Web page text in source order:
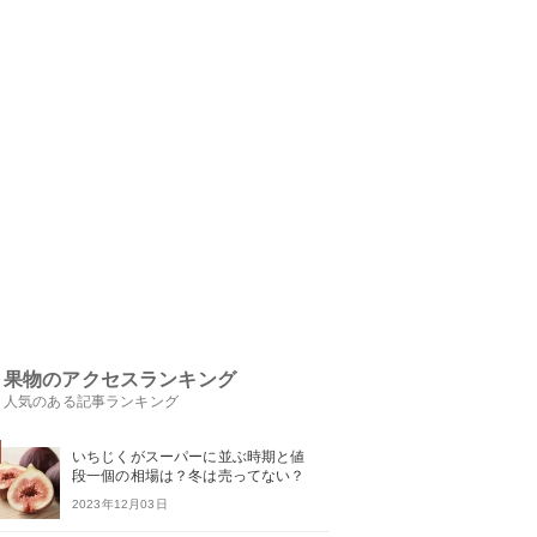
果物のアクセスランキング
人気のある記事ランキング
いちじくがスーパーに並ぶ時期と値
段一個の相場は？冬は売ってない？
2023年12月03日